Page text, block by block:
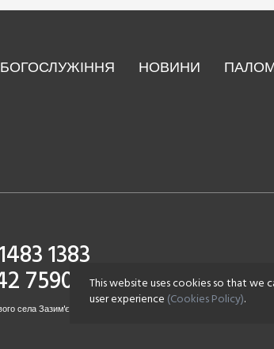
БОГОСЛУЖІННЯ НОВИНИ
1383
7590
села Зазим'є. Всі права захищені.
This website uses cookies so that we
user experience (Cookies Policy).